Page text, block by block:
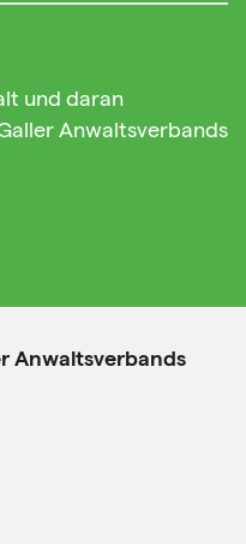
und daran
Anwaltsverbands
Anwaltsverbands